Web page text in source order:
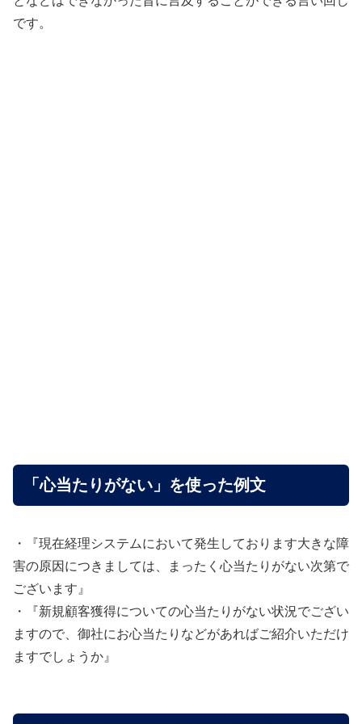
です。
「心当たりがない」を使った例文
・『現在経理システムにおいて発生しております大きな障
害の原因につきましては、まったく心当たりがない次第で
ございます』
・『新規顧客獲得についての心当たりがない状況でござい
ますので、御社にお心当たりなどがあればご紹介いただけ
ますでしょうか』